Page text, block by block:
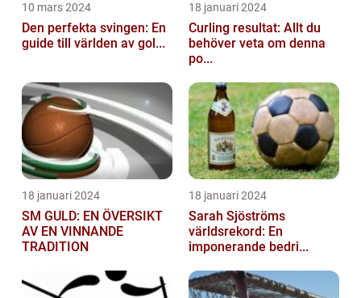
10 mars 2024
Den perfekta svingen: En
guide till världen av gol...
18 januari 2024
Curling resultat: Allt du
behöver veta om denna
po...
18 januari 2024
SM GULD: EN ÖVERSIKT
AV EN VINNANDE
TRADITION
18 januari 2024
Sarah Sjöströms
världsrekord: En
imponerande bedri...